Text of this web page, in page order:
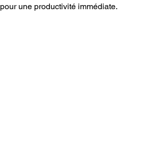
pour une productivité immédiate.